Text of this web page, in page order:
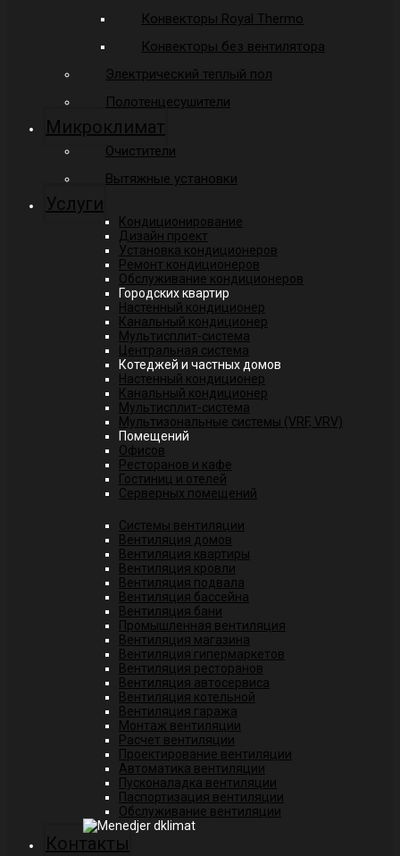
Конвекторы Royal Thermo
Конвекторы без вентилятора
Электрический теплый пол
Полотенцесушители
Микроклимат
Очистители
Вытяжные установки
Услуги
Кондиционирование
Дизайн проект
Установка кондиционеров
Ремонт кондиционеров
Обслуживание кондиционеров
Городских квартир
Настенный кондиционер
Канальный кондиционер
Мультисплит-система
Центральная система
Котеджей и частных домов
Настенный кондиционер
Канальный кондиционер
Мультисплит-система
Мультизональные системы (VRF, VRV)
Помещений
Офисов
Ресторанов и кафе
Гостиниц и отелей
Серверных помещений
Системы вентиляции
Вентиляция домов
Вентиляция квартиры
Вентиляция кровли
Вентиляция подвала
Вентиляция бассейна
Вентиляция бани
Промышленная вентиляция
Вентиляция магазина
Вентиляция гипермаркетов
Вентиляция ресторанов
Вентиляция автосервиса
Вентиляция котельной
Вентиляция гаража
Монтаж вентиляции
Расчет вентиляции
Проектирование вентиляции
Автоматика вентиляции
Пусконаладка вентиляции
Паспортизация вентиляции
Обслуживание вентиляции
Контакты